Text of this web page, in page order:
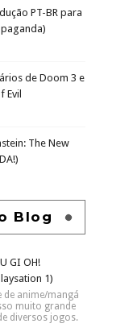
PT-BR para
de Doom 3 e
Evil
The New
Blog
GI OH!
1)
de anime/mangá
muito grande
diversos jogos.